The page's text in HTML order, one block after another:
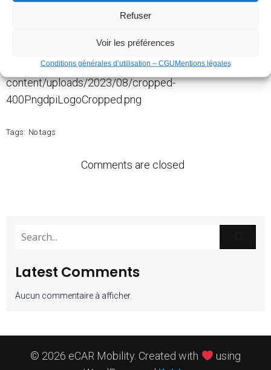
Refuser
Voir les préférences
Conditions générales d’utilisation – CGUMentions légales
http://ecarmobility.e-procom.com/wp-
content/uploads/2023/08/cropped-
400PngdpiLogoCropped.png
Tags: No tags
Comments are closed
Latest Comments
Aucun commentaire à afficher.
© 2026 eCAR Mobility. Created with
using